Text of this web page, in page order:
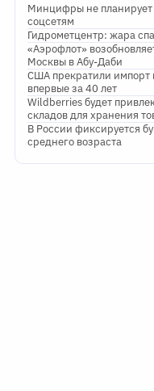
Минцифры не планирует
соцсетям
Гидрометцентр: жара
«Аэрофлот»
Москвы в Абу-Даби
США прекратили импорт
впервые за 40 лет
Wildberries будет
складов для хранения
В России фиксируется
среднего возраста